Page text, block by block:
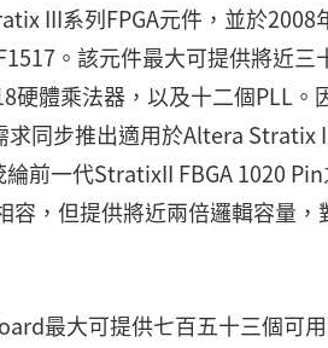
III系列FPGA元件，並於
。該元件最大可提供將近
體乘法器，以及十二個PLL。
同步推出適用於Altera Stratix
前一代StratixII FBGA 1020
，但提供將近兩倍邏輯容量
最大可提供七百五十三個可